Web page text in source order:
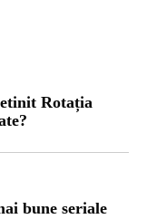
Rotația
bune seriale